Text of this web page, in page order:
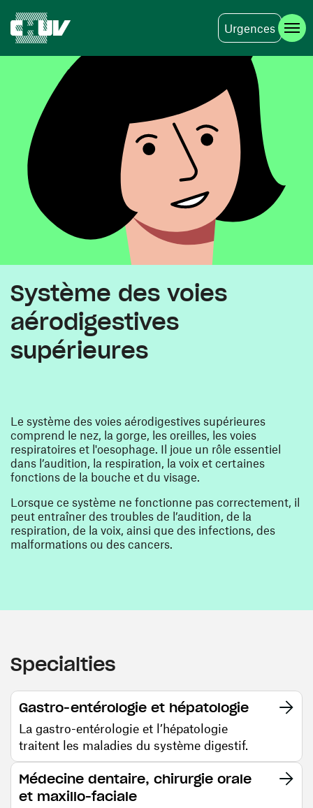
Skip to main content
Urgences
Système des voies
aérodigestives
supérieures
Le système des voies aérodigestives supérieures
comprend le nez, la gorge, les oreilles, les voies
respiratoires et l'oesophage. Il joue un rôle essentiel
dans l’audition, la respiration, la voix et certaines
fonctions de la bouche et du visage.
Lorsque ce système ne fonctionne pas correctement, il
peut entraîner des troubles de l’audition, de la
respiration, de la voix, ainsi que des infections, des
malformations ou des cancers.
Specialties
Gastro-entérologie et hépatologie
La gastro-entérologie et l’hépatologie
traitent les maladies du système digestif.
Médecine dentaire, chirurgie orale
et maxillo-faciale